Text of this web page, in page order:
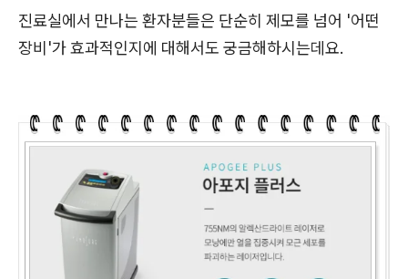
진료실에서 만나는 환자분들은 단순히 제모를 넘어 '어떤
장비'가 효과적인지에 대해서도 궁금해하시는데요.